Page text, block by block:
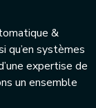
&
qu’en systèmes
expertise de
un ensemble